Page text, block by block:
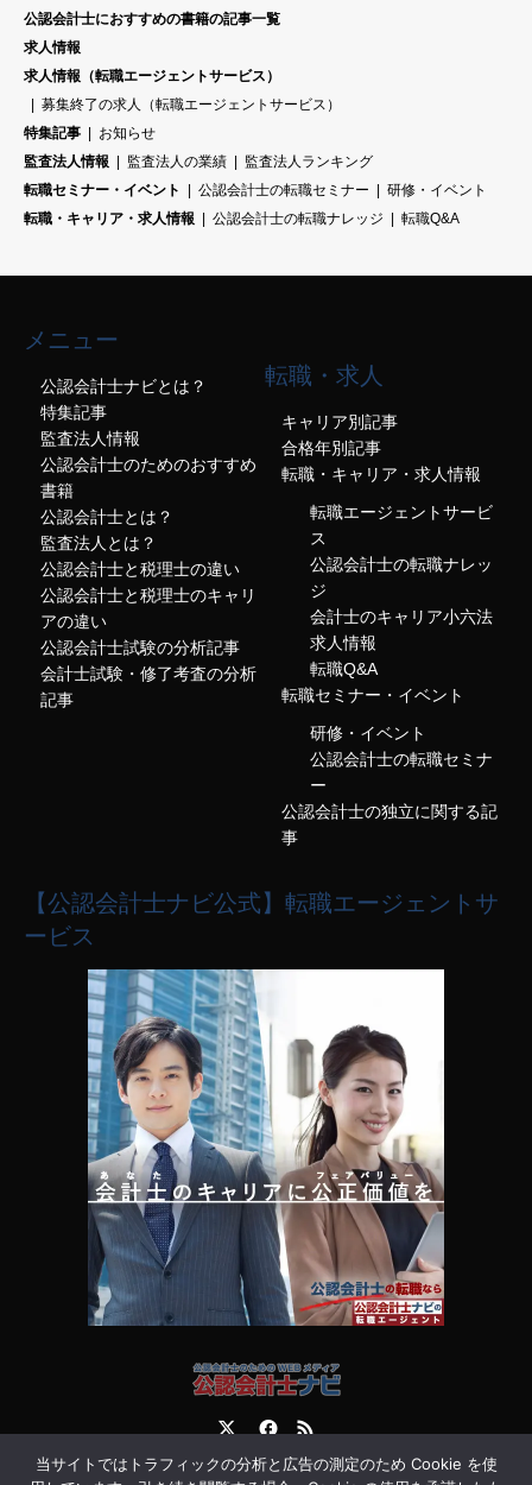
公認会計士におすすめの書籍の記事一覧
求人情報
求人情報（転職エージェントサービス）
募集終了の求人（転職エージェントサービス）
特集記事
お知らせ
監査法人情報
監査法人の業績
監査法人ランキング
転職セミナー・イベント
公認会計士の転職セミナー
研修・イベント
転職・キャリア・求人情報
公認会計士の転職ナレッジ 転職Q&A
メニュー
公認会計士ナビとは？
特集記事
監査法人情報
公認会計士のためのおすすめ
書籍
公認会計士とは？
監査法人とは？
公認会計士と税理士の違い
公認会計士と税理士のキャリ
アの違い
公認会計士試験の分析記事
会計士試験・修了考査の分析
記事
転職・求人
キャリア別記事
合格年別記事
転職・キャリア・求人情報
転職エージェントサービ
ス
公認会計士の転職ナレッ
ジ
会計士のキャリア小六法
求人情報
転職Q&A
転職セミナー・イベント
研修・イベント
公認会計士の転職セミナ
ー
公認会計士の独立に関する記
事
【公認会計士ナビ公式】転職エージェントサ
ービス
運営会社 お問合せ
当サイトではトラフィックの分析と広告の測定のため Cookie を使